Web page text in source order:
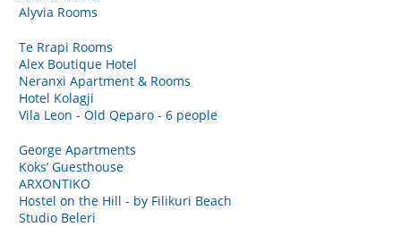
Alyvia Rooms
Te Rrapi Rooms
Alex Boutique Hotel
Neranxi Apartment & Rooms
Hotel Kolagji
Vila Leon - Old Qeparo - 6 people
George Apartments
Koks’ Guesthouse
ARXONTIKO
Hostel on the Hill - by Filikuri Beach
Studio Beleri